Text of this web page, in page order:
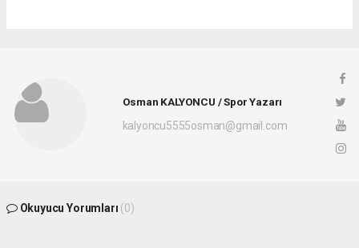
Osman KALYONCU / Spor Yazarı
kalyoncu5555osman@gmail.com
Okuyucu Yorumları (0)